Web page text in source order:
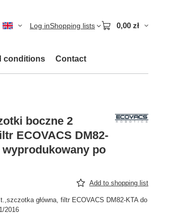
Log inShopping lists 0,00 zł
conditions Contact
boczne 2
ECOVACS DM82-
wyprodukowany po
Add to shopping list
główna, filtr ECOVACS DM82-KTA do
2016